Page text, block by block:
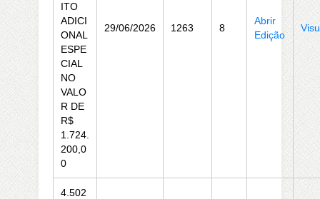
ITO
ADICI
ONAL
ESPE
CIAL
NO
VALO
R DE
R$
1.724.
200,0
0
29/06/2026 1263 8
Abrir
Edição
4.502